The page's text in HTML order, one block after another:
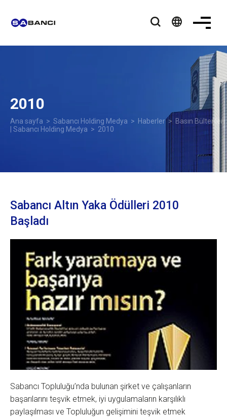
language
2010
Ana sayfa > Sabancı Holding Medya > Haberler> Basın Bültenleri
| Sabancı Holding Medya > 2010
Sabancı Altın Yaka Ödülleri 2010
Başladı
Sabancı Topluluğu’nda bulunan şirket ve çalışanların
başarılarını teşvik etmek, iyi uygulamaların karşılıklı
paylaşılması ve Topluluğun gelişimini teşvik etmek